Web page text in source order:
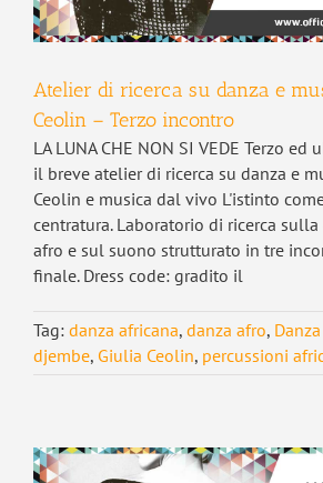
Atelier di ricerca su danza e
Ceolin – Terzo incontro
LA LUNA CHE NON SI VEDE Terzo
il breve atelier di ricerca su danza e
Ceolin e musica dal vivo L'istinto
centratura. Laboratorio di ricerca
afro e sul suono strutturato in tre
finale. Dress code: gradito il
Tag: danza africana, danza afro,
djembe, Giulia Ceolin, percussioni